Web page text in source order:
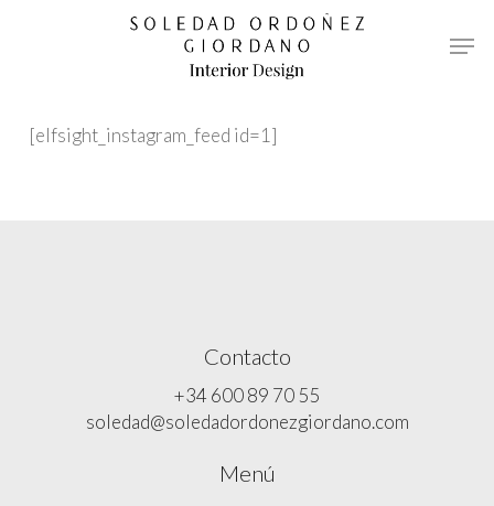
[elfsight_instagram_feed id=1]
Contacto
+34 600 89 70 55
soledad@soledadordonezgiordano.com
Menú